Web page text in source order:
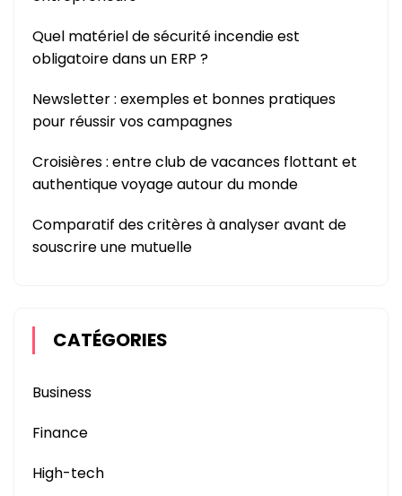
Quel matériel de sécurité incendie est
obligatoire dans un ERP ?
Newsletter : exemples et bonnes pratiques
pour réussir vos campagnes
Croisières : entre club de vacances flottant et
authentique voyage autour du monde
Comparatif des critères à analyser avant de
souscrire une mutuelle
CATÉGORIES
Business
Finance
High-tech